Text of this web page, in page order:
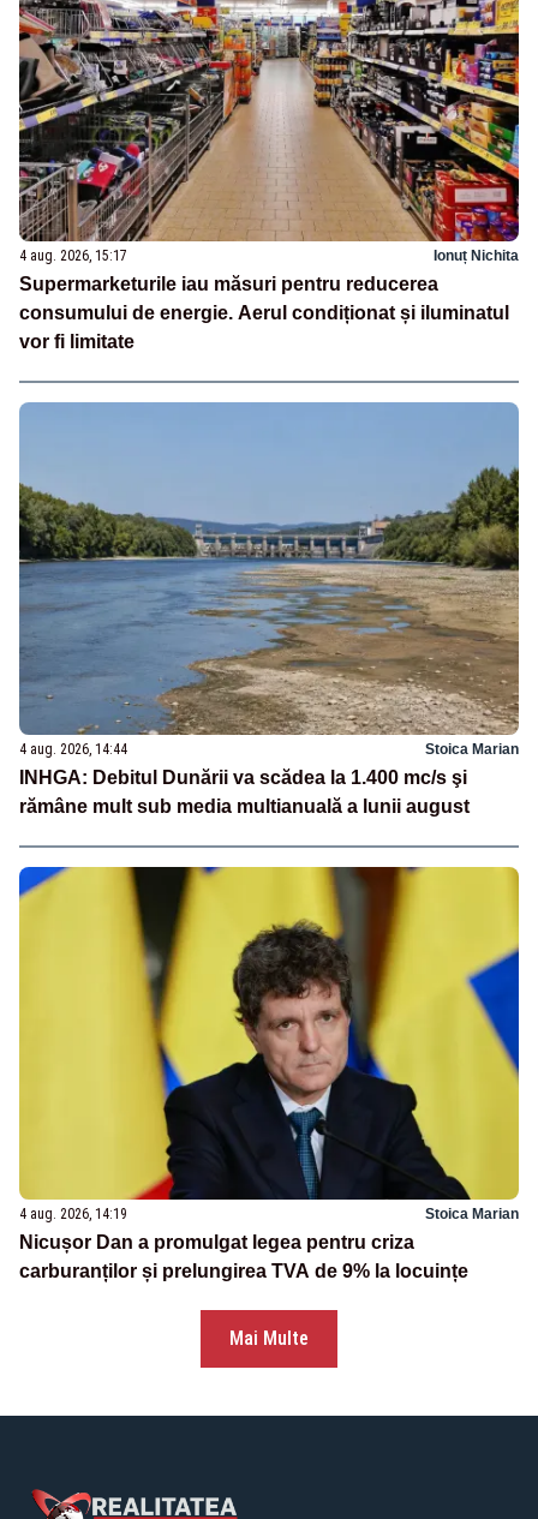
4 aug. 2026, 15:17 Ionuț Nichita
Supermarketurile iau măsuri pentru reducerea
consumului de energie. Aerul condiționat și iluminatul
vor fi limitate
4 aug. 2026, 14:44 Stoica Marian
INHGA: Debitul Dunării va scădea la 1.400 mc/s şi
rămâne mult sub media multianuală a lunii august
4 aug. 2026, 14:19 Stoica Marian
Nicușor Dan a promulgat legea pentru criza
carburanților și prelungirea TVA de 9% la locuințe
Mai Multe